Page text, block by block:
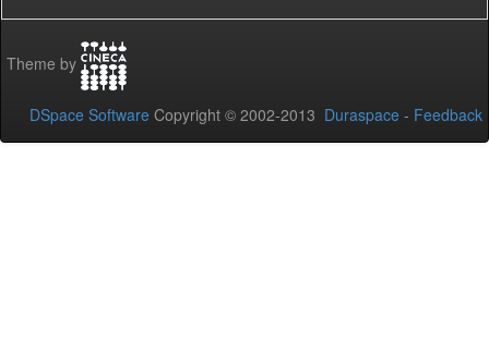
Theme by
DSpace Software Copyright © 2002-2013 Duraspace - Feedback